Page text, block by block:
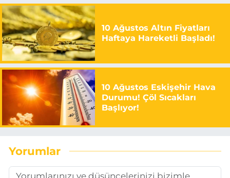
10 Ağustos Altın Fiyatları
Haftaya Hareketli Başladı!
10 Ağustos Eskişehir Hava
Durumu! Çöl Sıcakları
Başlıyor!
Yorumlar